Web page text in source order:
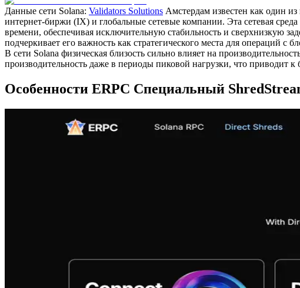
Данные сети Solana: Validators Solutions Амстердам известен как один
интернет-биржи (IX) и глобальные сетевые компании. Эта сетевая
времени, обеспечивая исключительную стабильность и сверхнизкую
подчеркивает его важность как стратегического места для операций с
В сети Solana физическая близость сильно влияет на
производительность даже в периоды пиковой нагрузки, что
Особенности ERPC Специальный